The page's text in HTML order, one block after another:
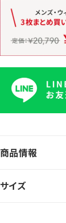
商品情報
サイズ